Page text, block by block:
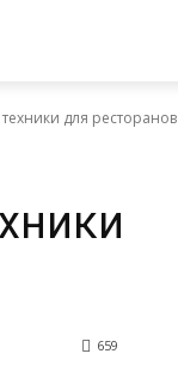
для ресторанов
659